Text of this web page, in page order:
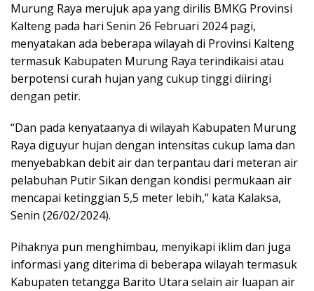
Murung Raya merujuk apa yang dirilis BMKG Provinsi
Kalteng pada hari Senin 26 Februari 2024 pagi,
menyatakan ada beberapa wilayah di Provinsi Kalteng
termasuk Kabupaten Murung Raya terindikaisi atau
berpotensi curah hujan yang cukup tinggi diiringi
dengan petir.
“Dan pada kenyataanya di wilayah Kabupaten Murung
Raya diguyur hujan dengan intensitas cukup lama dan
menyebabkan debit air dan terpantau dari meteran air
pelabuhan Putir Sikan dengan kondisi permukaan air
mencapai ketinggian 5,5 meter lebih,” kata Kalaksa,
Senin (26/02/2024).
Pihaknya pun menghimbau, menyikapi iklim dan juga
informasi yang diterima di beberapa wilayah termasuk
Kabupaten tetangga Barito Utara selain air luapan air